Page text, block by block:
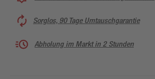
Sorglos, 90 Tage Umtauschgarantie
Abholung im Markt in 2 Stunden